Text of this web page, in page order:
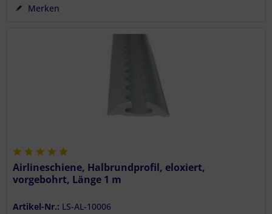
Merken
Airlineschiene, Halbrundprofil, eloxiert,
vorgebohrt, Länge 1 m
Artikel-Nr.: LS-AL-10006